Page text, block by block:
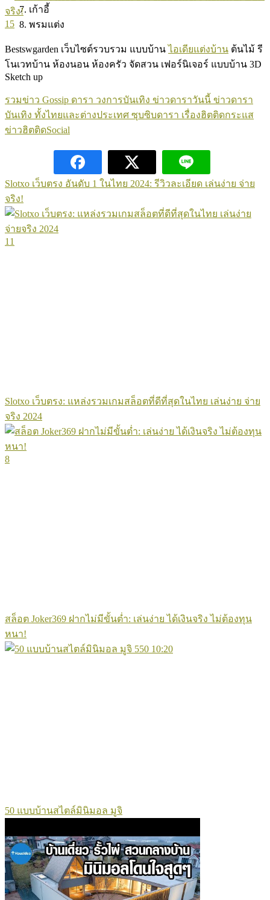
เก้าอี้
พรมแต่ง
Bestswgarden เว็บไซต์รวบรวม แบบบ้านไอเดียแต่งบ้าน ต้นไม้ รี
โนเวทบ้าน ห้องนอน ห้องครัว จัดสวน เฟอร์นิเจอร์ แบบบ้าน 3D
Sketch up
รวมข่าว Gossip ดารา วงการบันเทิง ข่าวดาราวันนี้ ข่าวดารา
บันเทิง ทั้งไทยและต่างประเทศ ซุบซิบดารา เรื่องฮิตติดกระแส
ข่าวฮิตติดSocial
15
Slotxo เว็บตรง อันดับ 1 ในไทย 2024: รีวิวละเอียด เล่นง่าย จ่าย
จริง!
11
Slotxo เว็บตรง: แหล่งรวมเกมสล็อตที่ดีที่สุดในไทย เล่นง่าย จ่าย
จริง 2024
8
สล็อต Joker369 ฝากไม่มีขั้นต่ำ: เล่นง่าย ได้เงินจริง ไม่ต้องทุน
หนา!
550 10:20
50 แบบบ้านสไตล์มินิมอล มูจิ